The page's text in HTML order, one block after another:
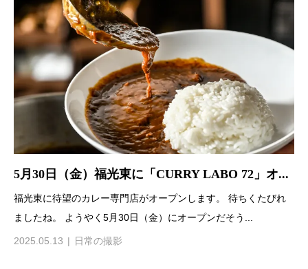
5月30日（金）福光東に「CURRY LABO 72」オ...
福光東に待望のカレー専門店がオープンします。 待ちくたびれ
ましたね。 ようやく5月30日（金）にオープンだそう...
2025.05.13 日常の撮影